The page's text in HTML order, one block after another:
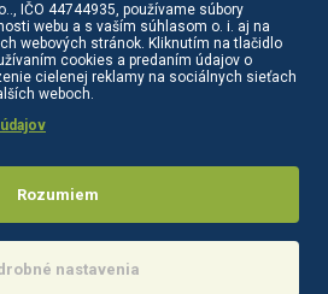
IČO 44744935, používame súbory
webu a s vaším súhlasom o. i. aj na
webových stránok. Kliknutím na tlačidlo
cookies a predaním údajov o
cielenej reklamy na sociálnych sieťach
weboch.
Rozumiem
nastavenia